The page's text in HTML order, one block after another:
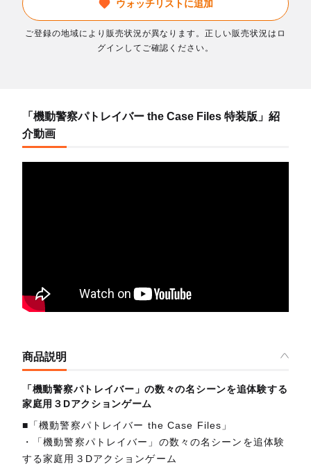
ウォッチリストに追加
ご登録の地域により販売状況が異なります。正しい販売状況はロ
グインしてご確認ください。
「機動警察パトレイバー the Case Files 特装版」紹
介動画
商品説明
「機動警察パトレイバー」の数々の名シーンを追体験する
家庭用３Dアクションゲーム
■「機動警察パトレイバー the Case Files」
・「機動警察パトレイバー」の数々の名シーンを追体験
する家庭用３Dアクションゲーム